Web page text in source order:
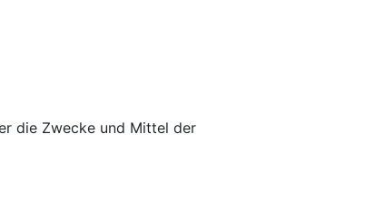
die Zwecke und Mittel der